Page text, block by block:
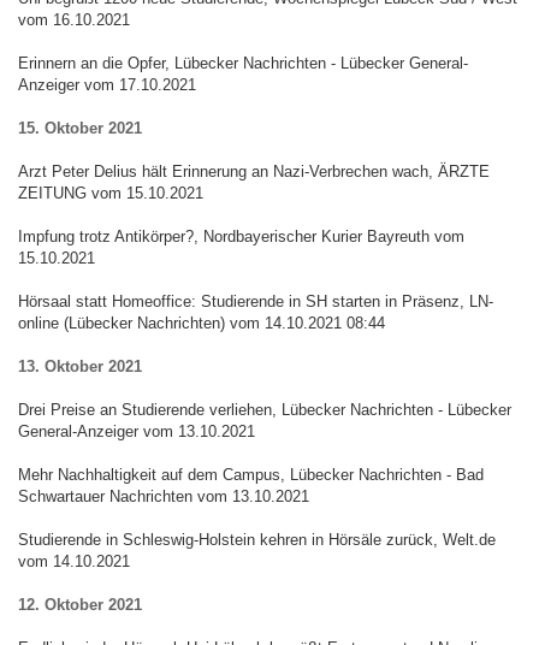
vom 16.10.2021
Erinnern an die Opfer, Lübecker Nachrichten - Lübecker General-
Anzeiger vom 17.10.2021
15. Oktober 2021
Arzt Peter Delius hält Erinnerung an Nazi-Verbrechen wach, ÄRZTE
ZEITUNG vom 15.10.2021
Impfung trotz Antikörper?, Nordbayerischer Kurier Bayreuth vom
15.10.2021
Hörsaal statt Homeoffice: Studierende in SH starten in Präsenz, LN-
online (Lübecker Nachrichten) vom 14.10.2021 08:44
13. Oktober 2021
Drei Preise an Studierende verliehen, Lübecker Nachrichten - Lübecker
General-Anzeiger vom 13.10.2021
Mehr Nachhaltigkeit auf dem Campus, Lübecker Nachrichten - Bad
Schwartauer Nachrichten vom 13.10.2021
Studierende in Schleswig-Holstein kehren in Hörsäle zurück, Welt.de
vom 14.10.2021
12. Oktober 2021